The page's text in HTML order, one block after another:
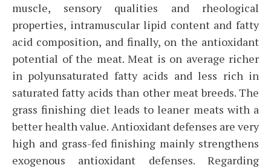
muscle, sensory qualities and rheological
properties, intramuscular lipid content and fatty
acid composition, and finally, on the antioxidant
potential of the meat. Meat is on average richer
in polyunsaturated fatty acids and less rich in
saturated fatty acids than other meat breeds. The
grass finishing diet leads to leaner meats with a
better health value. Antioxidant defenses are very
high and grass-fed finishing mainly strengthens
exogenous antioxidant defenses. Regarding